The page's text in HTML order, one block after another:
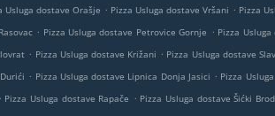
Usluga dostave Orašje . Pizza Usluga dostave Vršani . Pizza
. Pizza Usluga dostave Petrovice Gornje . Pizza
. Pizza Usluga dostave Križani . Pizza Usluga dostave
. Pizza Usluga dostave Lipnica Donja Jasici . Pizza
. Pizza Usluga dostave Rapače . Pizza Usluga dostave Šićki Brod